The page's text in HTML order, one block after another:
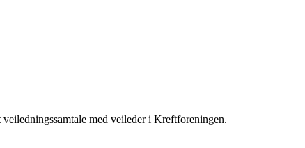
med veileder i Kreftforeningen.